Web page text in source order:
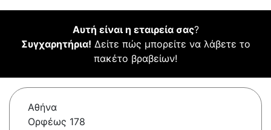
Αυτή είναι η εταιρεία σας?
Συγχαρητήρια! Δείτε πώς μπορείτε να λάβετε το
πακέτο βραβείων!
Αθήνα
Ορφέως 178